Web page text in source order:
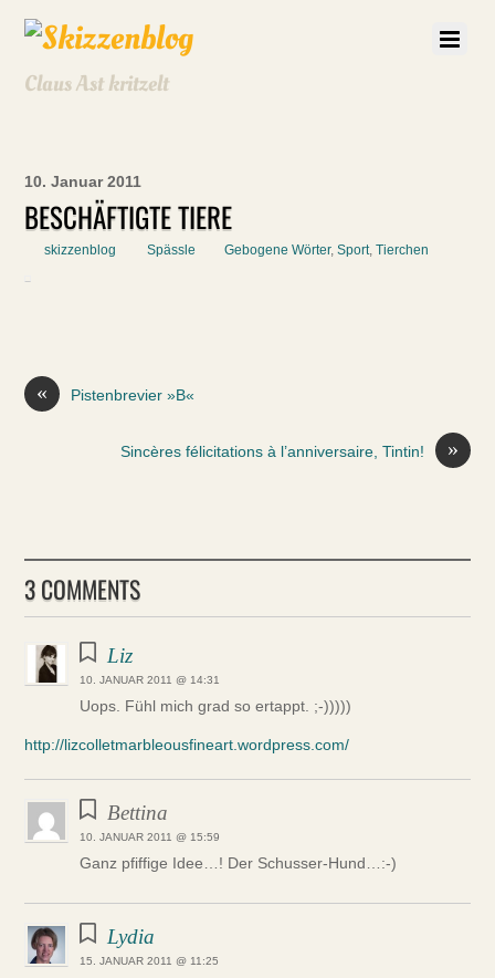
Claus Ast kritzelt
10. Januar 2011
BESCHÄFTIGTE TIERE
skizzenblog Spässle Gebogene Wörter,Sport,Tierchen
« Pistenbrevier »B«
»
Sincères félicitations à l’anniversaire, Tintin!
3 COMMENTS
Liz
10. JANUAR 2011 @ 14:31
Uops. Fühl mich grad so ertappt. ;-)))))
http://lizcolletmarbleousfineart.wordpress.com/
Bettina
10. JANUAR 2011 @ 15:59
Ganz pfiffige Idee…! Der Schusser-Hund…:-)
Lydia
15. JANUAR 2011 @ 11:25